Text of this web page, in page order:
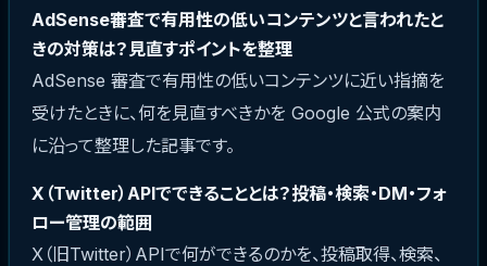
AdSense審査で有用性の低いコンテンツと言われたと
きの対策は？見直すポイントを整理
AdSense 審査で有用性の低いコンテンツに近い指摘を
受けたときに、何を見直すべきかを Google 公式の案内
に沿って整理した記事です。
X（Twitter）APIでできることとは？投稿・検索・DM・フォ
ロー管理の範囲
X（旧Twitter）APIで何ができるのかを、投稿取得、検索、